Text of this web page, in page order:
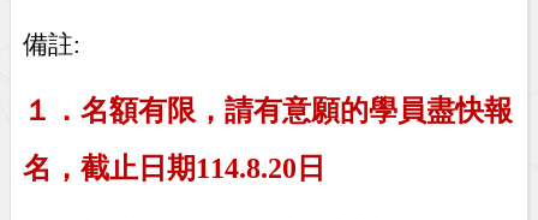
備註:
１．名額有限，請有意願的學員盡快報
名，截止日期114.8.20 日